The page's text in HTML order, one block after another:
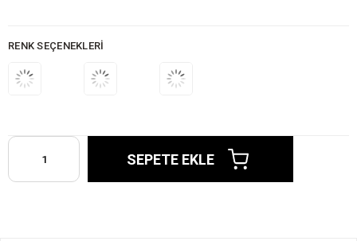
RENK SEÇENEKLERI